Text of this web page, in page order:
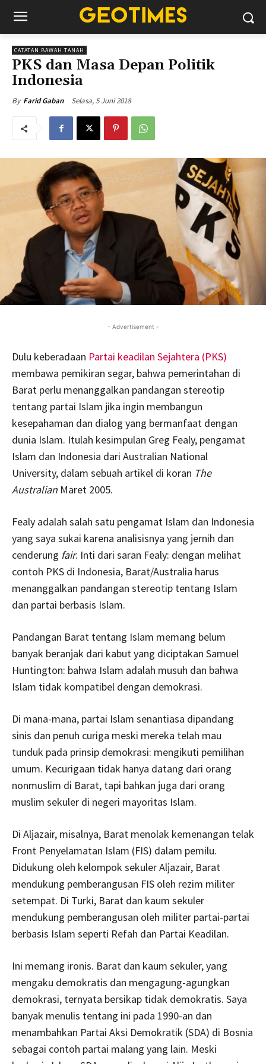
CATATAN BAWAH TANAH
PKS dan Masa Depan Politik
Indonesia
By Farid Gaban Selasa, 5 Juni 2018
- Advertisement -
Dulu keberadaan Partai keadilan Sejahtera (PKS)
membawa pemikiran segar, bahwa pemerintahan di
Barat perlu menanggalkan pandangan stereotip
tentang partai Islam jika ingin membangun
kesepahaman dan dialog yang bermanfaat dengan
dunia Islam. Itulah kesimpulan Greg Fealy, pengamat
Islam dan Indonesia dari Australian National
University, dalam sebuah artikel di koran The
Australian Maret 2005.
Fealy adalah salah satu pengamat Islam dan Indonesia
yang saya sukai karena analisisnya yang jernih dan
cenderung fair. Inti dari saran Fealy: dengan melihat
contoh PKS di Indonesia, Barat/Australia harus
menanggalkan pandangan stereotip tentang Islam
dan partai berbasis Islam.
Pandangan Barat tentang Islam memang belum
banyak beranjak dari kabut yang diciptakan Samuel
Huntington: bahwa Islam adalah musuh dan bahwa
Islam tidak kompatibel dengan demokrasi.
Di mana-mana, partai Islam senantiasa dipandang
sinis dan penuh curiga meski mereka telah mau
tunduk pada prinsip demokrasi: mengikuti pemilihan
umum. Kecurigaan tidak hanya datang dari orang
nonmuslim di Barat, tapi bahkan juga dari orang
muslim sekuler di negeri mayoritas Islam.
Di Aljazair, misalnya, Barat menolak kemenangan telak
Front Penyelamatan Islam (FIS) dalam pemilu.
Didukung oleh kelompok sekuler Aljazair, Barat
mendukung pemberangusan FIS oleh rezim militer
setempat. Di Turki, Barat dan kaum sekuler
mendukung pemberangusan oleh militer partai-partai
berbasis Islam seperti Refah dan Partai Keadilan.
Ini memang ironis. Barat dan kaum sekuler, yang
mengaku demokratis dan mengagung-agungkan
demokrasi, ternyata bersikap tidak demokratis. Saya
banyak menulis tentang ini pada 1990-an dan
menambahkan Partai Aksi Demokratik (SDA) di Bosnia
sebagai contoh partai malang yang lain. Meski